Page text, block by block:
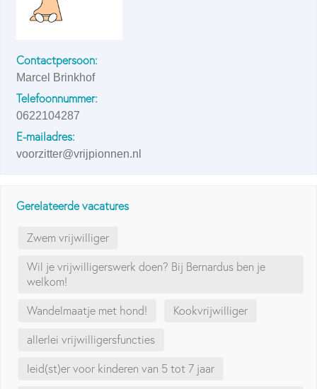
Contactpersoon:
Marcel Brinkhof
Telefoonnummer:
0622104287
E-mailadres:
voorzitter@vrijpionnen.nl
Gerelateerde vacatures
Zwem vrijwilliger
Wil je vrijwilligerswerk doen? Bij Bernardus ben je
welkom!
Wandelmaatje met hond! Kookvrijwilliger
allerlei vrijwilligersfuncties
leid(st)er voor kinderen van 5 tot 7 jaar